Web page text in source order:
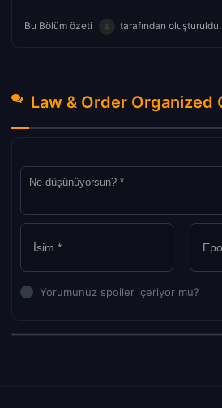
Bu Bölüm özeti tarafından oluşturuldu.
Yorumunuz spoiler içeriyor mu?